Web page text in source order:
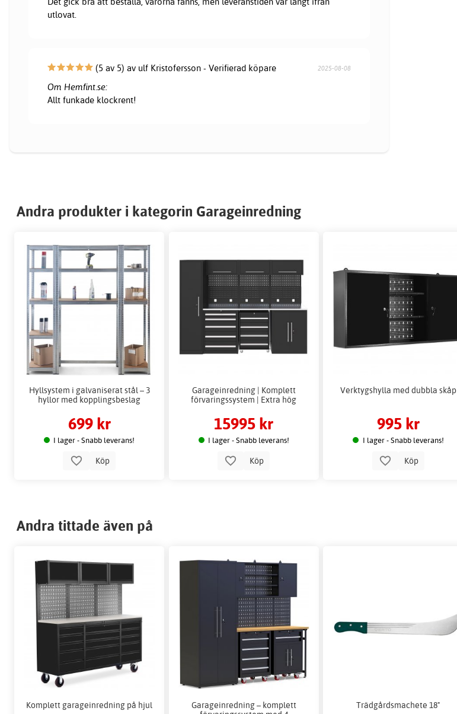
utlovat.
(5 av 5) av ulf Kristofersson - Verifierad köpare 2025-08-08
Om Hemfint.se:
Allt funkade klockrent!
Andra produkter i kategorin Garageinredning
Hyllsystem i galvaniserat stål – 3
hyllor med kopplingsbeslag
699 kr
I lager - Snabb leverans!
Köp
Garageinredning | Komplett
förvaringssystem | Extra hög
15995 kr
I lager - Snabb leverans!
Köp
Verktygshylla med dubbla skåp
995 kr
I lager - Snabb leverans!
Köp
Andra tittade även på
Komplett garageinredning på hjul
Garageinredning – komplett
Trädgårdsmachete 18"